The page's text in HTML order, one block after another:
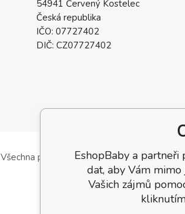
54941 Červený Kostelec
Česká republika
IČO: 07727402
DIČ: CZ07727402
Všechna práva vyhrazena.EshopBaby a
dat, aby Vám
Vašich zájmů